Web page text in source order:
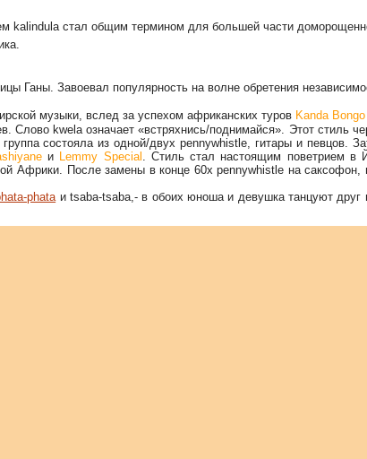
kalindula стал общим термином для большей части
Ганы. Завоевал популярность на волне обретения
музыки, вслед за успехом африканских туров Kanda
kwela означает «встряхнись/поднимайся». Этот стиль
состояла из одной/двух pennywhistle, гитары и певцов.
и Lemmy Special . Стиль стал настоящим поветрием в
Африки. После замены в конце 60х pennywhistle на саксофон,
phataи tsaba-tsaba,- в обоих юноша и девушка танцуют друг